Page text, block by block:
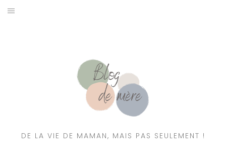
DE LA VIE DE MAMAN, MAIS PAS SEULEMENT !
RESSOURCES NUTRITION & PARENTALITÉ